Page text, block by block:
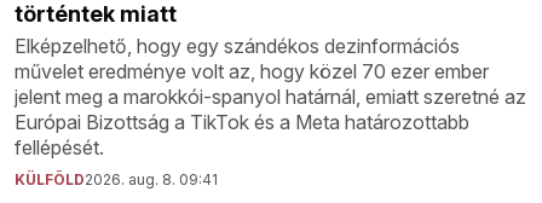
történtek miatt
Elképzelhető, hogy egy szándékos dezinformációs
művelet eredménye volt az, hogy közel 70 ezer ember
jelent meg a marokkói-spanyol határnál, emiatt szeretné az
Európai Bizottság a TikTok és a Meta határozottabb
fellépését.
KÜLFÖLD2026. aug. 8. 09:41